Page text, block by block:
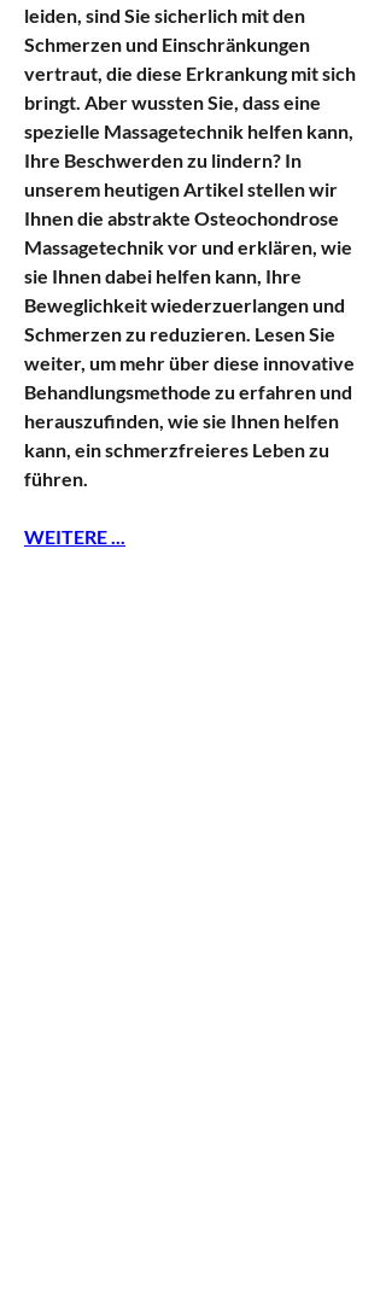
leiden, sind Sie sicherlich mit den
Schmerzen und Einschränkungen
vertraut, die diese Erkrankung mit sich
bringt. Aber wussten Sie, dass eine
spezielle Massagetechnik helfen kann,
Ihre Beschwerden zu lindern? In
unserem heutigen Artikel stellen wir
Ihnen die abstrakte Osteochondrose
Massagetechnik vor und erklären, wie
sie Ihnen dabei helfen kann, Ihre
Beweglichkeit wiederzuerlangen und
Schmerzen zu reduzieren. Lesen Sie
weiter, um mehr über diese innovative
Behandlungsmethode zu erfahren und
herauszufinden, wie sie Ihnen helfen
kann, ein schmerzfreieres Leben zu
führen.
WEITERE ...